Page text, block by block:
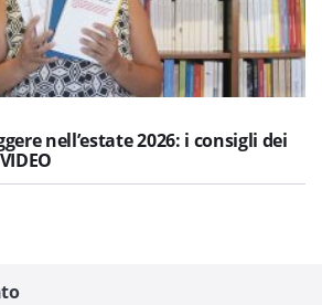
nell’estate 2026: i consigli dei